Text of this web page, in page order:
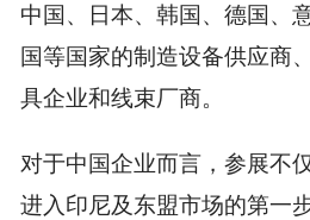
中国、日本、韩国、德国、
国等国家的制造设备供应商
具企业和线束厂商。
对于中国企业而言，参展不
进入印尼及东盟市场的第一